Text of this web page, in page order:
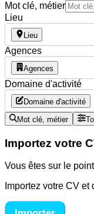
Mot clé, métier
Lieu
Lieu
Agences
Agences
Domaine d'activité
Domaine d'activité
Mot clé, métier
Importez votre
Vous êtes sur le
Importez votre CV